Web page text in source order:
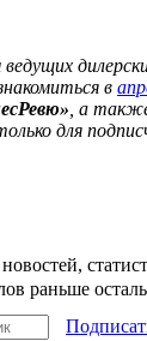
в
, а
для
раньше